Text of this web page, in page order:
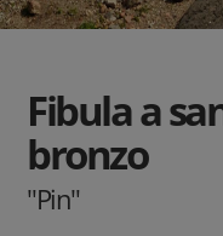
Fibula a
bronzo
"Pin"